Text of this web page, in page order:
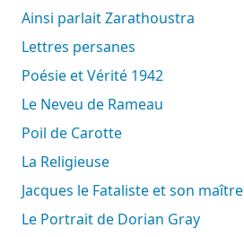
Ainsi parlait Zarathoustra
Lettres persanes
Poésie et Vérité 1942
Le Neveu de Rameau
Poil de Carotte
La Religieuse
Jacques le Fataliste et son maître
Le Portrait de Dorian Gray